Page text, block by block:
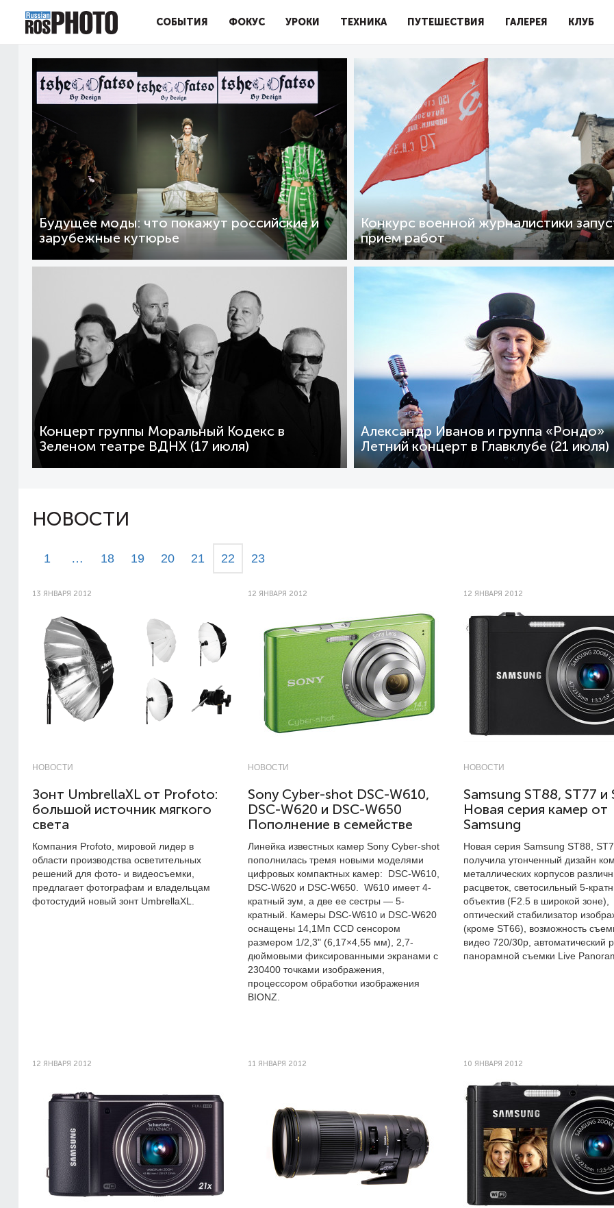
СОБЫТИЯ ФОКУС УРОКИ ТЕХНИКА ПУТЕШЕСТВИЯ ГАЛЕРЕЯ КЛУБ
Будущее моды: что покажут российские и
зарубежные кутюрье
Конкурс военной журналистики
прием работ
Концерт группы Моральный Кодекс в
Зеленом театре ВДНХ (17 июля)
Александр Иванов и группа «Рондо»
Летний концерт в Главклубе (21 июля)
НОВОСТИ
1 … 18 19 20 21 22 23
13 ЯНВАРЯ 2012
НОВОСТИ
Зонт UmbrellaXL от Profoto:
большой источник мягкого
света
Компания Profoto, мировой лидер в
области производства осветительных
решений для фото- и видеосъемки,
предлагает фотографам и владельцам
фотостудий новый зонт UmbrellaXL.
12 ЯНВАРЯ 2012
НОВОСТИ
Sony Cyber-shot DSC-W610,
DSC-W620 и DSC-W650
Пополнение в семействе
Линейка известных камер Sony Cyber-shot
пополнилась тремя новыми моделями
цифровых компактных камер: DSC-W610,
DSC-W620 и DSC-W650. W610 имеет 4-
кратный зум, а две ее сестры — 5-
кратный. Камеры DSC-W610 и DSC-W620
оснащены 14,1Мп CCD сенсором
размером 1/2,3" (6,17×4,55 мм), 2,7-
дюймовыми фиксированными экранами с
230400 точками изображения,
процессором обработки изображения
BIONZ.
12 ЯНВАРЯ 2012
НОВОСТИ
Samsung ST88, ST77 и
Новая серия камер от
Samsung
Новая серия Samsung ST88,
получила утонченный дизайн
металлических корпусов
расцветок, светосильный 5-
объектив (F2.5 в широкой зоне),
оптический стабилизатор
(кроме ST66), возможность
видео 720/30p, автоматический
панорамной съемки Live
12 ЯНВАРЯ 2012 11 ЯНВАРЯ 2012 10 ЯНВАРЯ 2012